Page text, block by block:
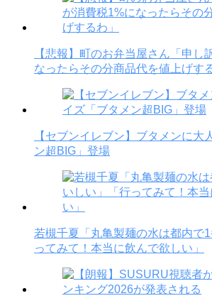
【悲報】町のお弁当屋さん「申し
なったらその分商品代を値上げす
【セブンイレブン】ブタメンに大
ン超BIG」登場
若槻千夏「丸亀製麺の水は都内で
ってみて！本当に飲んで欲しい」